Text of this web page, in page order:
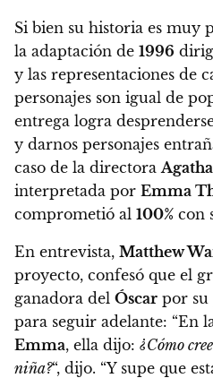
Si bien su historia es muy
la adaptación de 1996
y las representaciones de
personajes son igual de
entrega logra
y darnos personajes
caso de la directora
interpretada por Emma
comprometió al 100% con
En entrevista, Matthew
proyecto, confesó que el
ganadora del Óscar por su
para seguir adelante: “En
Emma, ella dijo: ¿Cómo
niña?“, dijo. “Y supe que